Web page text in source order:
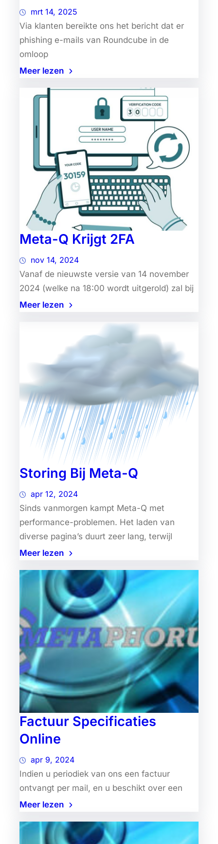
mrt 14, 2025
Via klanten bereikte ons het bericht dat er
phishing e-mails van Roundcube in de
omloop
Meer lezen
Meta-Q Krijgt 2FA
nov 14, 2024
Vanaf de nieuwste versie van 14 november
2024 (welke na 18:00 wordt uitgerold) zal bij
Meer lezen
Storing Bij Meta-Q
apr 12, 2024
Sinds vanmorgen kampt Meta-Q met
performance-problemen. Het laden van
diverse pagina’s duurt zeer lang, terwijl
Meer lezen
Factuur Specificaties
Online
apr 9, 2024
Indien u periodiek van ons een factuur
ontvangt per mail, en u beschikt over een
Meer lezen